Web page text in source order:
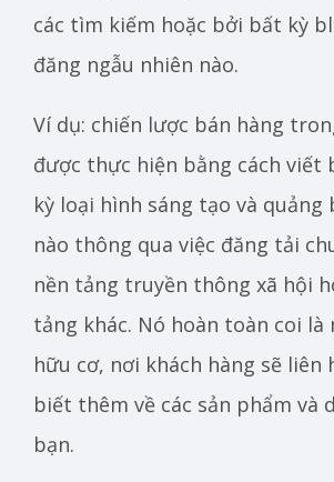
các tìm kiếm hoặc bởi bất kỳ
đăng ngẫu nhiên nào.
Ví dụ: chiến lược bán hàng
được thực hiện bằng cách viết
kỳ loại hình sáng tạo và quảng
nào thông qua việc đăng tải
nền tảng truyền thông xã hội
tảng khác. Nó hoàn toàn coi
hữu cơ, nơi khách hàng sẽ liên
biết thêm về các sản phẩm và
bạn.